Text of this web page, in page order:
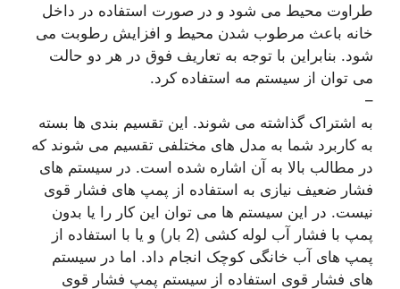
طراوت محیط می شود و در صورت استفاده در داخل
خانه باعث مرطوب شدن محیط و افزایش رطوبت می
شود. بنابراین با توجه به تعاریف فوق در هر دو حالت
می توان از سیستم مه استفاده کرد.
–
به اشتراک گذاشته می شوند. این تقسیم بندی ها بسته
به کاربرد شما به مدل های مختلفی تقسیم می شوند که
در مطالب بالا به آن اشاره شده است. در سیستم های
فشار ضعیف نیازی به استفاده از پمپ های فشار قوی
نیست. در این سیستم ها می توان این کار را یا بدون
پمپ با فشار آب لوله کشی (2 بار) و یا با استفاده از
پمپ های آب خانگی کوچک انجام داد. اما در سیستم
های فشار قوی استفاده از سیستم پمپ فشار قوی